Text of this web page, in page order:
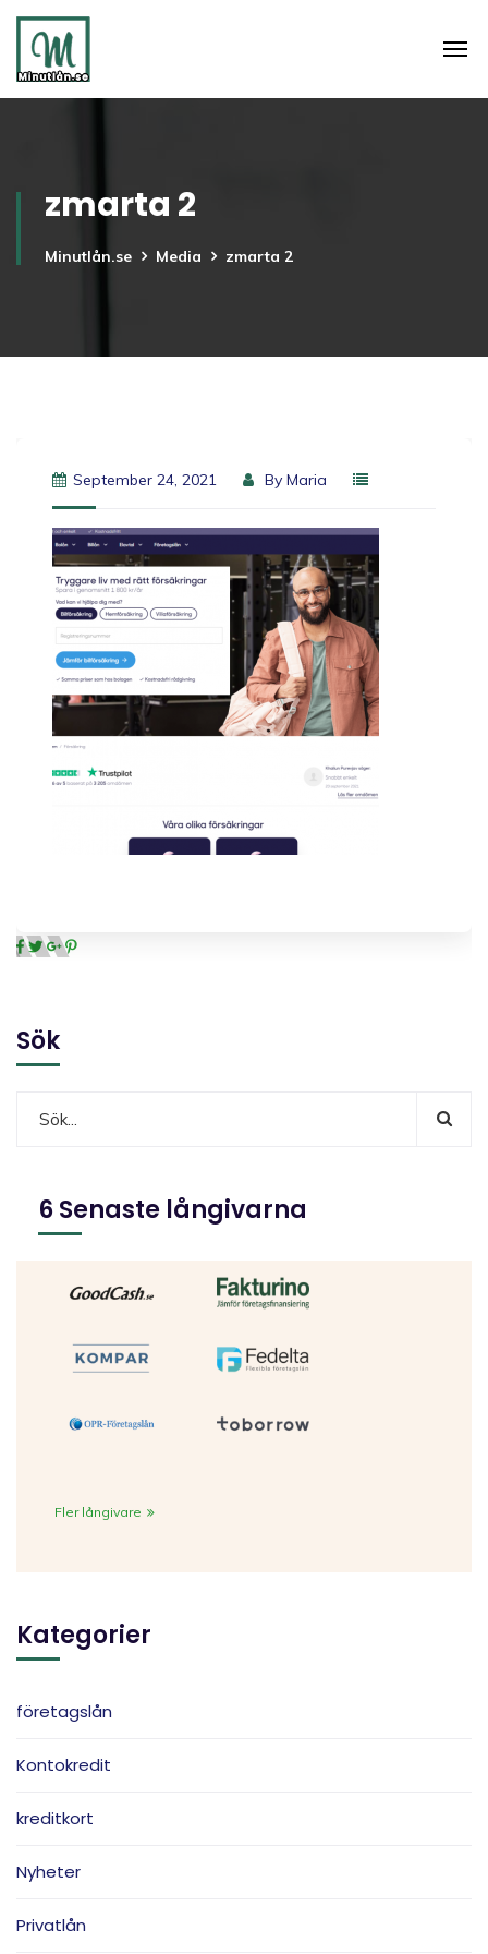
zmarta 2
Minutlån.se Media zmarta 2
September 24, 2021 By Maria
Sök
6 Senaste långivarna
Fler långivare
Kategorier
företagslån
Kontokredit
kreditkort
Nyheter
Privatlån